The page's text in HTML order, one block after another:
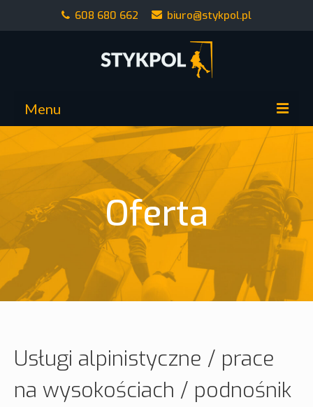
608 680 662 biuro@stykpol.pl
Menu
Strona główna
Alpiniści przemysłowi
Oferta Oferta
Usługi alpinistyczne / prace
na wysokościach / podnośnik